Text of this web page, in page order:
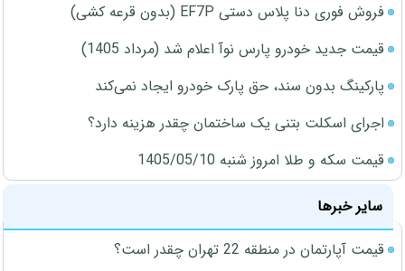
فروش فوری دنا پلاس دستی EF7P (بدون قرعه کشی)
قیمت جدید خودرو پارس نوآ اعلام شد (مرداد 1405)
پارکینگ بدون سند، حق پارک خودرو ایجاد نمی‌کند
اجرای اسکلت بتنی یک ساختمان چقدر هزینه دارد؟
قیمت سکه و طلا امروز شنبه 1405/05/10
سایر خبرها
قیمت آپارتمان در منطقه 22 تهران چقدر است؟